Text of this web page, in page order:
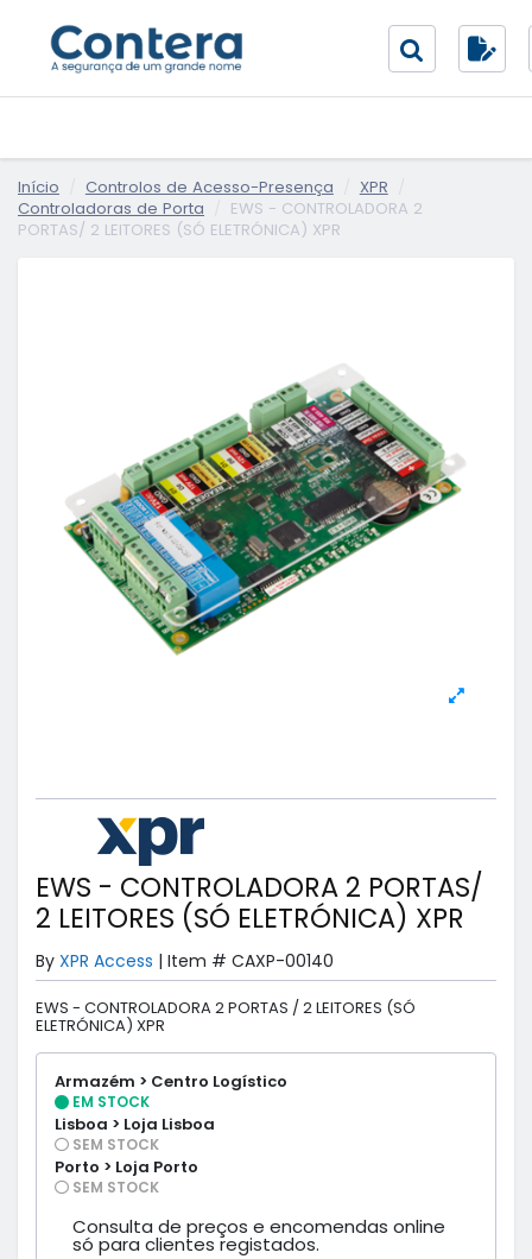
Início Controlos de Acesso-Presença
XPR
Controladoras de Porta
EWS - CONTROLADORA 2
PORTAS/ 2 LEITORES (SÓ ELETRÓNICA) XPR
EWS - CONTROLADORA 2 PORTAS/
2 LEITORES (SÓ ELETRÓNICA) XPR
By XPR Access | Item # CAXP-00140
EWS - CONTROLADORA 2 PORTAS / 2 LEITORES (SÓ
ELETRÓNICA) XPR
Armazém > Centro Logístico
EM STOCK
Lisboa > Loja Lisboa
SEM STOCK
Porto > Loja Porto
SEM STOCK
Consulta de preços e encomendas online
só para clientes registados.